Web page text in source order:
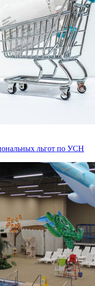
льгот по УСН